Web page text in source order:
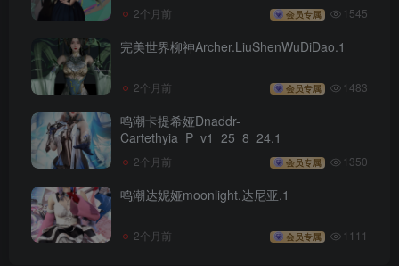
2个月前 会员专属 1545
完美世界柳神Archer.LiuShenWuDiDao.1
2个月前 会员专属 1483
鸣潮卡提希娅Dnaddr-
Cartethyia_P_v1_25_8_24.1
2个月前 会员专属 1350
鸣潮达妮娅moonlight.达尼亚.1
2个月前 会员专属 1111